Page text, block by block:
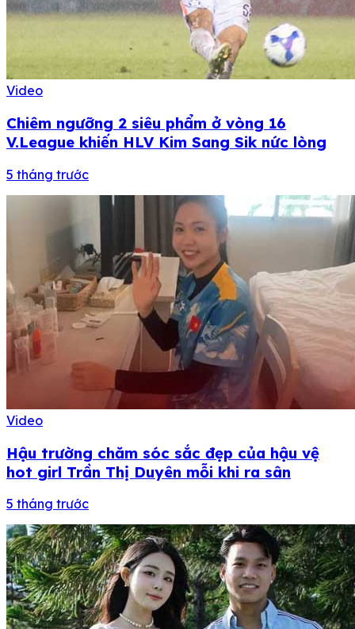
Video
Chiêm ngưỡng 2 siêu phẩm ở vòng 16
V.League khiến HLV Kim Sang Sik nức lòng
5 tháng trước
Video
Hậu trường chăm sóc sắc đẹp của hậu vệ
hot girl Trần Thị Duyên mỗi khi ra sân
5 tháng trước